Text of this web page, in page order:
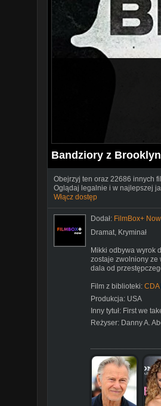
Bandziory z
Obejrzyj ten oraz 22686 innych
Oglądaj legalnie i w najlepszej
Włącz dostęp
Dodał: FilmBox+ Now
Dramat, Kryminał
Mikki odbywa wyrok
zostaje zwolniony ze
dala od
Film z biblioteki: CDA
Produkcja: USA
Inny tytuł: First we
Reżyser: Danny A.